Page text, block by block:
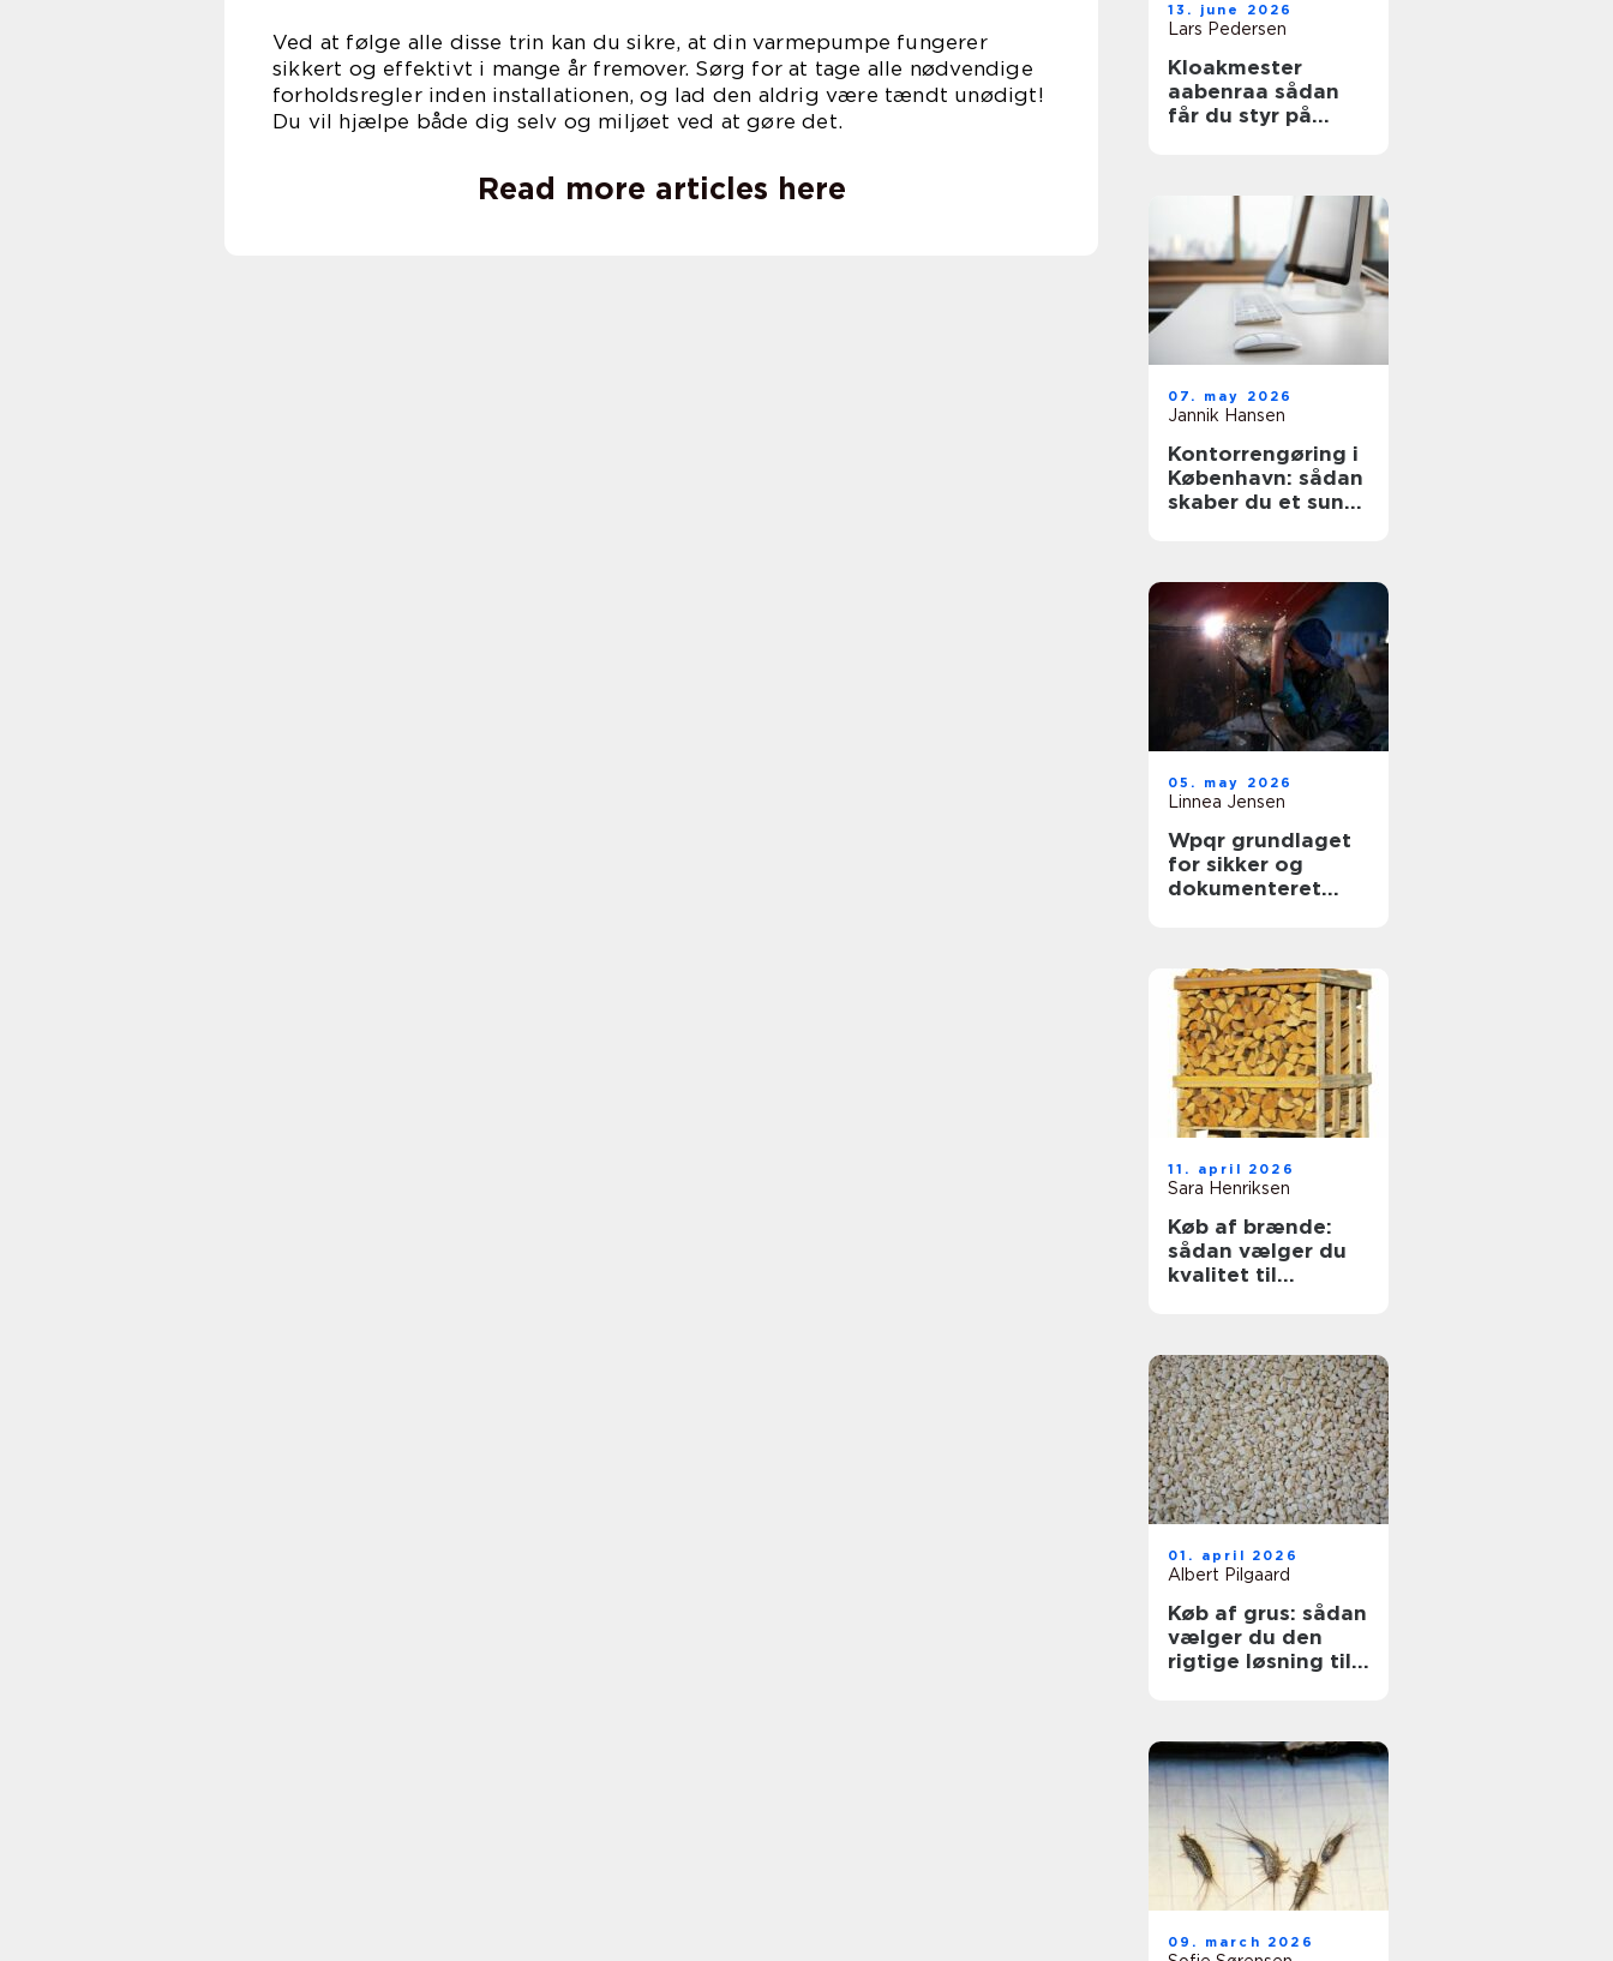
Ved at følge alle disse trin kan du sikre, at din varmepumpe fungerer
sikkert og effektivt i mange år fremover. Sørg for at tage alle nødvendige
forholdsregler inden installationen, og lad den aldrig være tændt unødigt!
Du vil hjælpe både dig selv og miljøet ved at gøre det.
Read more articles here
13. june 2026
Lars Pedersen
Kloakmester
aabenraa sådan
får du styr på
07. may 2026
Jannik Hansen
Kontorrengøring i
København: sådan
skaber du et sundt
05. may 2026
Linnea Jensen
Wpqr grundlaget
for sikker og
dokumenteret
11. april 2026
Sara Henriksen
Køb af brænde:
sådan vælger du
kvalitet til
01. april 2026
Albert Pilgaard
Køb af grus: sådan
vælger du den
rigtige løsning til
09. march 2026